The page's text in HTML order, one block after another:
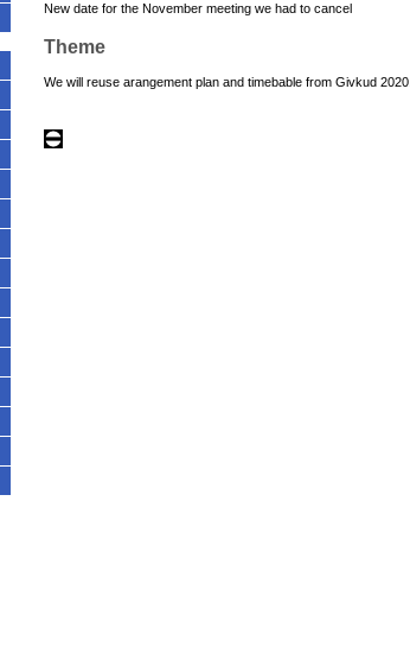
New date for the November meeting we had to cancel
Theme
We will reuse arangement plan and timebable from Givkud 2020.